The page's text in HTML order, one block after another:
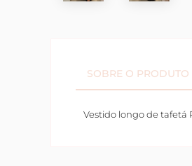
SOBRE O PRODUTO
Vestido longo de tafetá